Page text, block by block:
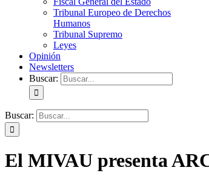
Tribunal Europeo de Derechos
Humanos
Tribunal Supremo
Leyes
Opinión
Newsletters
Buscar:
Buscar:
El MIVAU presenta